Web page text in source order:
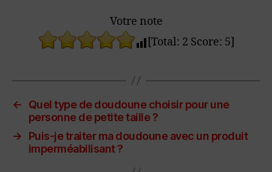
Votre note
[Total: 2 Score: 5]
←
Quel type de doudoune choisir pour une
personne de petite taille ?
→
Puis-je traiter ma doudoune avec un produit
imperméabilisant ?